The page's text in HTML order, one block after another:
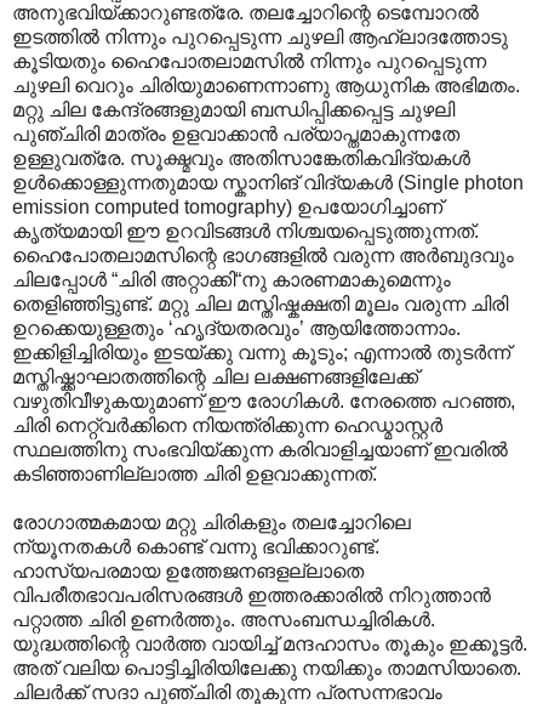
അനുഭവിയ്ക്കാറുണ്ടത്രേ. തലച്ചോറിന്റെ ടെമ്പോറൽ
ഇടത്തിൽ നിന്നും പുറപ്പെടുന്ന ചുഴലി ആഹ്ലാദത്തോടു
കൂടിയതും ഹൈപോതലാമസിൽ നിന്നും പുറപ്പെടുന്ന
ചുഴലി വെറും ചിരിയുമാണെന്നാണു ആധുനിക അഭിമതം.
മറ്റു ചില കേന്ദ്രങ്ങളുമായി ബന്ധിപ്പിക്കപ്പെട്ട ചുഴലി
പുഞ്ചിരി മാത്രം ഉളവാക്കാൻ പര്യാപ്തമാകുന്നതേ
ഉള്ളുവത്രേ. സൂക്ഷ്മവും അതിസാങ്കേതികവിദ്യകൾ
ഉൾക്കൊള്ളുന്നതുമായ സ്കാനിങ് വിദ്യകൾ (Single photon
emission computed tomography) ഉപയോഗിച്ചാണ്
കൃത്യമായി ഈ ഉറവിടങ്ങൾ നിശ്ചയപ്പെടുത്തുന്നത്.
ഹൈപോതലാമസിന്റെ ഭാഗങ്ങളിൽ വരുന്ന അർബുദവും
ചിലപ്പോൾ “ചിരി അറ്റാക്കി“നു കാരണമാകുമെന്നും
തെളിഞ്ഞിട്ടുണ്ട്. മറ്റു ചില മസ്തിഷ്കക്ഷതി മൂലം വരുന്ന ചിരി
ഉറക്കെയുള്ളതും ‘ഹൃദ്യതരവും’ ആയിത്തോന്നാം.
ഇക്കിളിച്ചിരിയും ഇടയ്ക്കു വന്നു കൂടും; എന്നാൽ തുടർന്ന്
മസ്തിഷ്ക്കാഘാതത്തിന്റെ ചില ലക്ഷണങ്ങളിലേക്ക്
വഴുതിവീഴുകയുമാണ് ഈ രോഗികൾ. നേരത്തെ പറഞ്ഞ,
ചിരി നെറ്റ്വർക്കിനെ നിയന്ത്രിക്കുന്ന ഹെഡ്മാസ്റ്റർ
സ്ഥലത്തിനു സംഭവിയ്ക്കുന്ന കരിവാളിച്ചയാണ് ഇവരിൽ
കടിഞ്ഞാണില്ലാത്ത ചിരി ഉളവാക്കുന്നത്.
രോഗാത്മകമായ മറ്റു ചിരികളും തലച്ചോറിലെ
ന്യൂനതകൾ കൊണ്ട് വന്നു ഭവിക്കാറുണ്ട്.
ഹാസ്യപരമായ ഉത്തേജനങളല്ലാതെ
വിപരീതഭാവപരിസരങ്ങൾ ഇത്തരക്കാരിൽ നിറുത്താൻ
പറ്റാത്ത ചിരി ഉണർത്തും. അസംബന്ധച്ചിരികൾ.
യുദ്ധത്തിന്റെ വാർത്ത വായിച്ച് മന്ദഹാ‍സം തൂകും ഇക്കൂട്ടർ.
അത് വലിയ പൊട്ടിച്ചിരിയിലേക്കു നയിക്കും താമസിയാതെ.
ചിലർക്ക് സദാ പുഞ്ചിരി തൂകുന്ന പ്രസന്നഭാവം